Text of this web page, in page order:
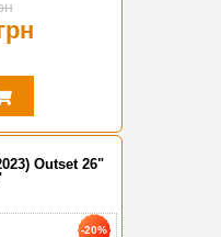
Outset 26"
-20%